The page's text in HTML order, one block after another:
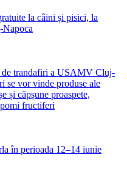
la câini și pisici, la
de trandafiri a USAMV Cluj-
se vor vinde produse ale
și căpșune proaspete,
fructiferi
în perioada 12–14 iunie